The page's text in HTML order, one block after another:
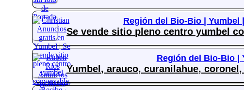
Región del Bio-Bio |Yumbel
Se vende sitio pleno centro yumbel
Región del Bio-Bio |
Yumbel, arauco, curanilahue,